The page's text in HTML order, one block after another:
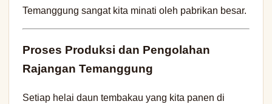
Temanggung sangat kita minati oleh pabrikan besar.
Proses Produksi dan Pengolahan
Rajangan Temanggung
Setiap helai daun tembakau yang kita panen di